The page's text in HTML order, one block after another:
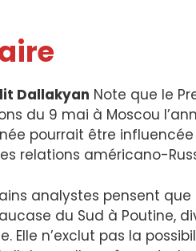
Dallakyan Note que le
du 9 mai à Moscou
pourrait être
relations américano-
analystes pensent
du Sud à Poutine,
Elle n’exclut pas la